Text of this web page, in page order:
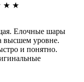
★ ★
Елочные шары
высшем уровне.
и понятно.